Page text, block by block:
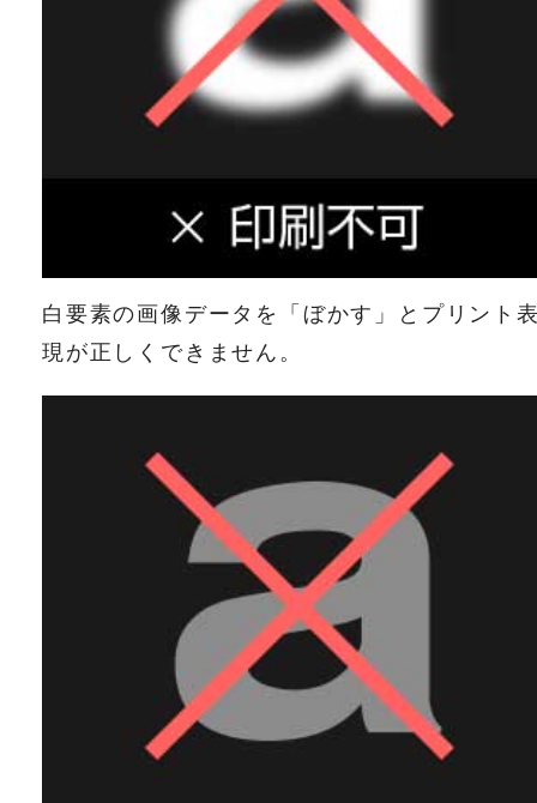
白要素の画像データを「ぼかす」とプリント
現が正しくできません。